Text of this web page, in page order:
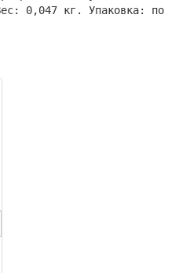
0,047 кг. Упаковка: по